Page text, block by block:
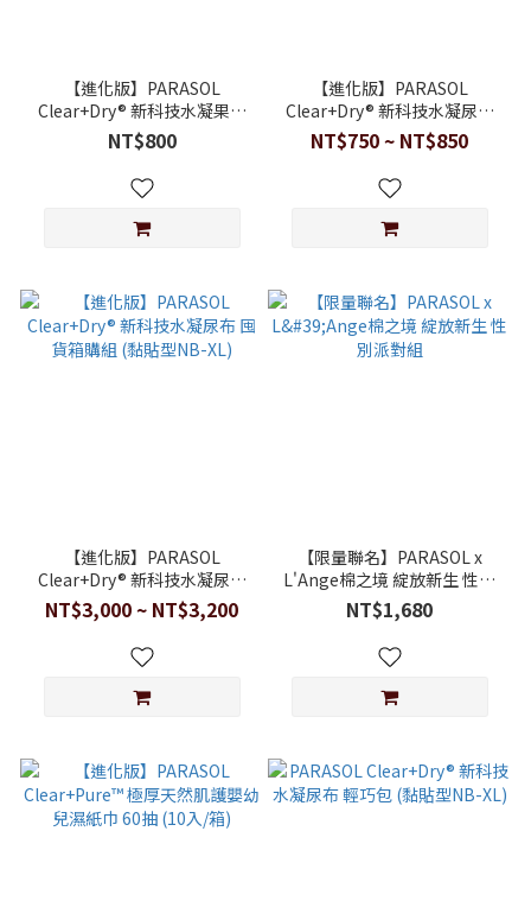
【進化版】PARASOL
Clear+Dry® 新科技水凝果凍
褲 禮盒組 (褲型尿布L-XXL)
NT$800
【進化版】PARASOL
Clear+Dry® 新科技水凝尿布
禮盒組 (黏貼型NB-XL)
NT$750 ~ NT$850
【進化版】PARASOL
Clear+Dry® 新科技水凝尿布
囤貨箱購組 (黏貼型NB-XL)
NT$3,000 ~ NT$3,200
【限量聯名】PARASOL x
L'Ange棉之境 綻放新生 性別
派對組
NT$1,680